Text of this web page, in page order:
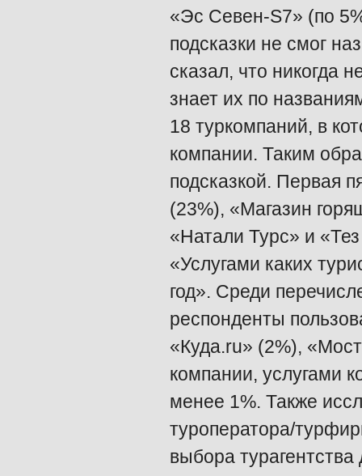
«Эс Севен-S7» (по
подсказки не смог
сказал, что никогда
знает их по
18 туркомпаний, в
компании. Таким
подсказкой. Первая
(23%), «Магазин
«Натали Турс» и
«Услугами каких
год». Среди
респонденты
«Куда.ru» (2%),
компании, услугами
менее 1%. Также
туроператора/
выбора